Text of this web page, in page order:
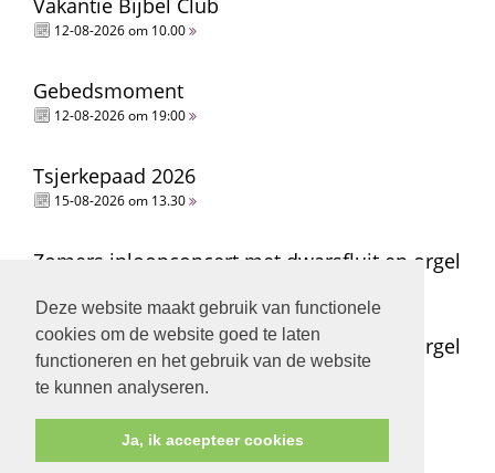
Deze website maakt gebruik van functionele
cookies om de website goed te laten
functioneren en het gebruik van de website
te kunnen analyseren.
Ja, ik accepteer cookies
Vakantie Bijbel Club
12-08-2026 om 10.00
Gebedsmoment
12-08-2026 om 19:00
Tsjerkepaad 2026
15-08-2026 om 13.30
Zomers inloopconcert met dwarsfluit en orgel
Zomers inloopconcert met dwarsfluit en orgel
15-08-2026 om 15.00